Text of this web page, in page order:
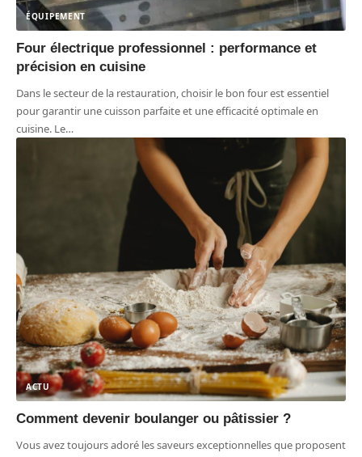
ÉQUIPEMENT
Four électrique professionnel : performance et
précision en cuisine
Dans le secteur de la restauration, choisir le bon four est essentiel
pour garantir une cuisson parfaite et une efficacité optimale en
cuisine. Le…
ACTU
Comment devenir boulanger ou pâtissier ?
Vous avez toujours adoré les saveurs exceptionnelles que proposent